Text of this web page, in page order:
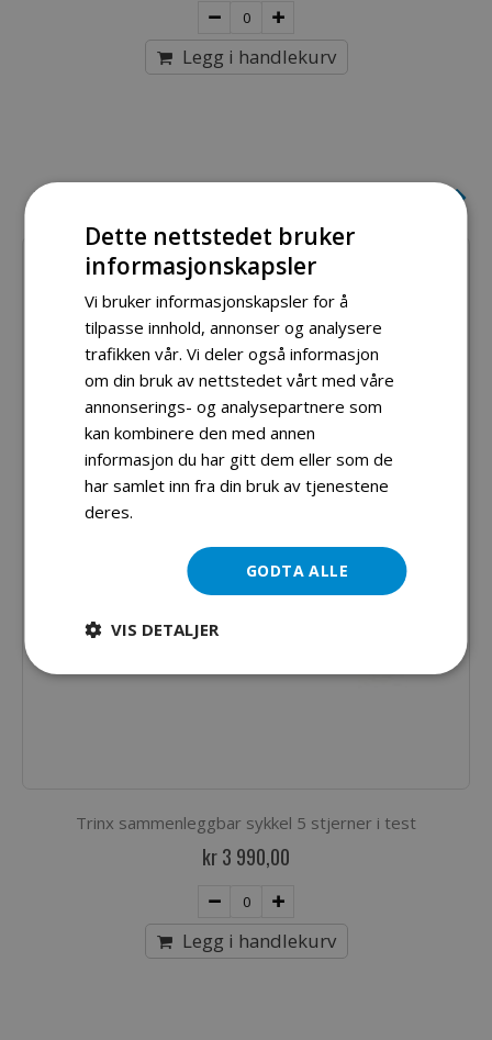
Legg i handlekurv
BESTSELGERE
Trinx sammenleggbar sykkel 5 stjerner i test
kr 3 990,00
Legg i handlekurv
Dette nettstedet bruker
informasjonskapsler
Vi bruker informasjonskapsler for å
tilpasse innhold, annonser og analysere
trafikken vår. Vi deler også informasjon
om din bruk av nettstedet vårt med våre
annonserings- og analysepartnere som
kan kombinere den med annen
informasjon du har gitt dem eller som de
har samlet inn fra din bruk av tjenestene
deres.
GODTA ALLE
VIS DETALJER